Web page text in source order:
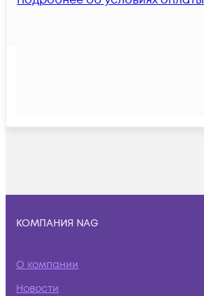
КОМПАНИЯ NAG
О компании
Новости